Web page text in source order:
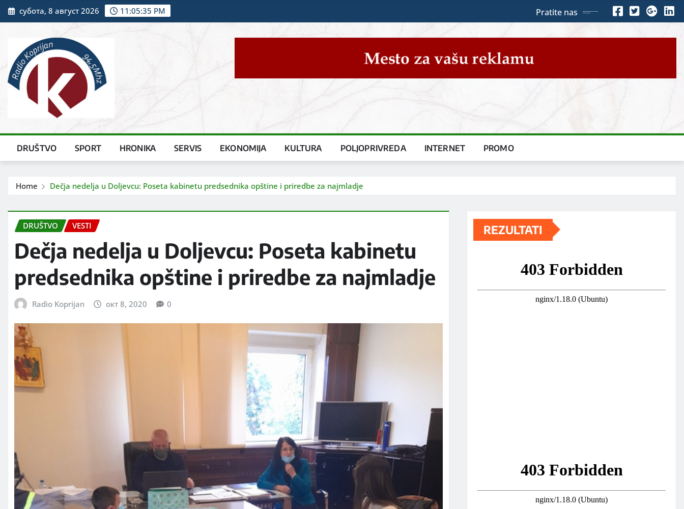
Skip
to
субота, 8 август 2026 11:05:37 PM Pratite nas
DRUŠTVO SPORT HRONIKA SERVIS EKONOMIJA KULTURA POLJOPRIVREDA INTERNET PROMO
Home Dečja nedelja u Doljevcu: Poseta kabinetu predsednika opštine i priredbe za najmladje
DRUŠTVO VESTI
Dečja nedelja u Doljevcu: Poseta kabinetu
predsednika opštine i priredbe za najmladje
Radio Koprijan окт 8, 2020 0
REZULTATI